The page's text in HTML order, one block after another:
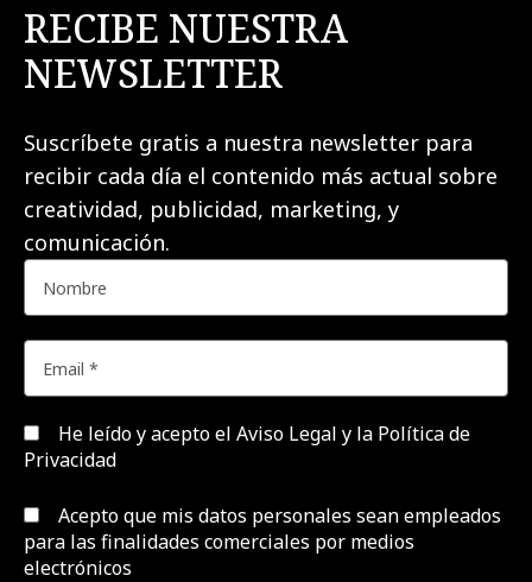
RECIBE NUESTRA
NEWSLETTER
Suscríbete gratis a nuestra newsletter para
recibir cada día el contenido más actual sobre
creatividad, publicidad, marketing, y
comunicación.
He leído y acepto el Aviso Legal y la Política de
Privacidad
Acepto que mis datos personales sean empleados
para las finalidades comerciales por medios
electrónicos